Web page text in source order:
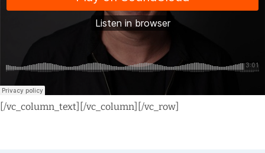
[/vc_column_text][/vc_column][/vc_row]